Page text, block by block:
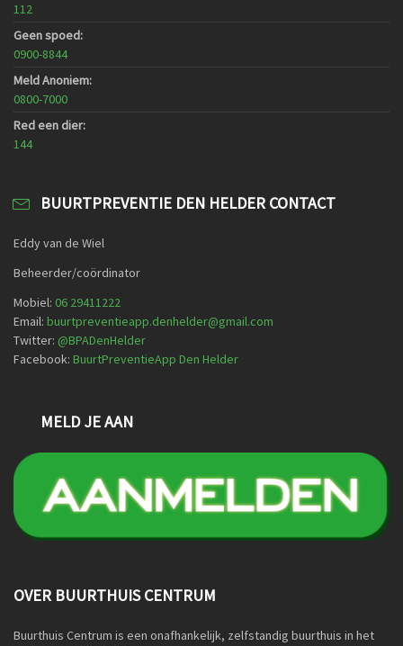
112
Geen spoed:
0900-8844
Meld Anoniem:
0800-7000
Red een dier:
144
BUURTPREVENTIE DEN HELDER CONTACT
Eddy van de Wiel
Beheerder/coördinator
Mobiel: 06 29411222
Email: buurtpreventieapp.denhelder@gmail.com
Twitter: @BPADenHelder
Facebook: BuurtPreventieApp Den Helder
MELD JE AAN
OVER BUURTHUIS CENTRUM
Buurthuis Centrum is een onafhankelijk, zelfstandig buurthuis in het